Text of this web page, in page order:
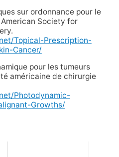
sur ordonnance pour le
Society for
Topical-Prescription-
Cancer/
pour les tumeurs
américaine de chirurgie
Photodynamic-
Growths/